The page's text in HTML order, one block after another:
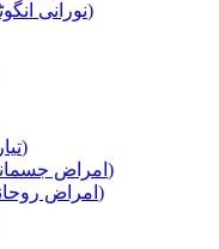
Nurani Anghooti (نورانی انگوٹھی)
Tayyar Ruhani Ilaj (تیار روحانی علاج)
Amraaz-e-Jismani (امراض جسمانی)
Amraaz-e-Rohani (امراض روحانی)